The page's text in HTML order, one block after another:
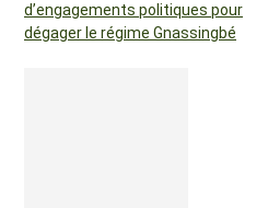
d’engagements politiques pour
dégager le régime Gnassingbé